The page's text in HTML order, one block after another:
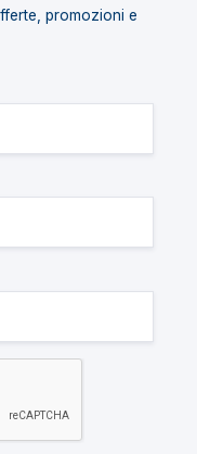
promozioni e